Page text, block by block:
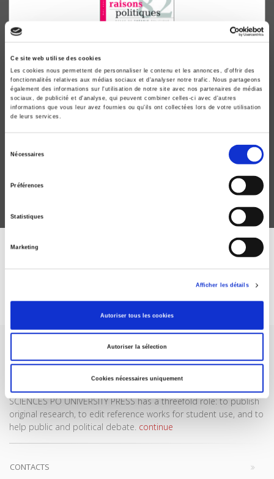
Ce site web utilise des cookies
Les cookies nous permettent de personnaliser le contenu et les annonces, d'offrir des
fonctionnalités relatives aux médias sociaux et d'analyser notre trafic. Nous partageons
également des informations sur l'utilisation de notre site avec nos partenaires de médias
sociaux, de publicité et d'analyse, qui peuvent combiner celles-ci avec d'autres
informations que vous leur avez fournies ou qu'ils ont collectées lors de votre utilisation
de leurs services.
Nécessaires
Préférences
Statistiques
Marketing
Afficher les détails
Autoriser tous les cookies
Autoriser la sélection
Cookies nécessaires uniquement
Raisons politiques 82, mai 2021
Lionel Cordier, Marie Montagnon
SCIENCES PO UNIVERSITY PRESS has a threefold role: to publish
original research, to edit reference works for student use, and to
help public and political debate. continue
CONTACTS